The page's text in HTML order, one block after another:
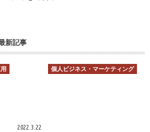
新記事
個人ビジネス・マーケティング
2022.3.22